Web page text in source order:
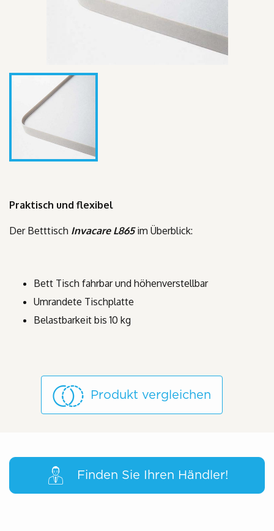
Praktisch und flexibel
Der Betttisch Invacare L865im Überblick:
Bett Tisch fahrbar und höhenverstellbar
Umrandete Tischplatte
Belastbarkeit bis 10 kg
Produkt vergleichen
Finden Sie Ihren Händler!